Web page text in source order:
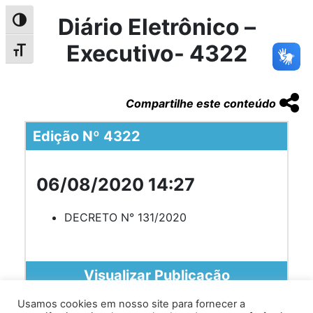
Alternar alto contraste
Alternar tamanho da fonte
Diário Eletrônico –
Executivo- 4322
Compartilhe este conteúdo
Edição Nº 4322
06/08/2020 14:27
DECRETO N° 131/2020
Visualizar Publicação
Usamos cookies em nosso site para fornecer a